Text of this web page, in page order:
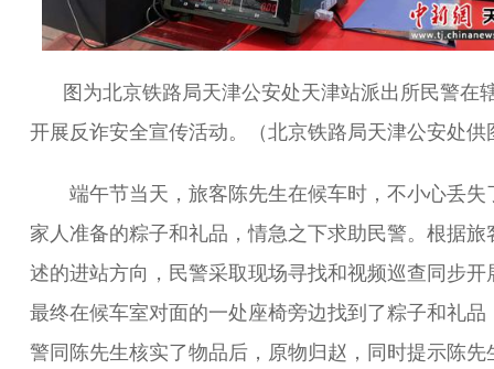
图为北京铁路局天津公安处天津站派出所民警在
开展反诈安全宣传活动。（北京铁路局天津公安处供
端午节当天，旅客陈先生在候车时，不小心丢失
家人准备的粽子和礼品，情急之下求助民警。根据旅
述的进站方向，民警采取现场寻找和视频巡查同步开
最终在候车室对面的一处座椅旁边找到了粽子和礼品
警同陈先生核实了物品后，原物归赵，同时提示陈先